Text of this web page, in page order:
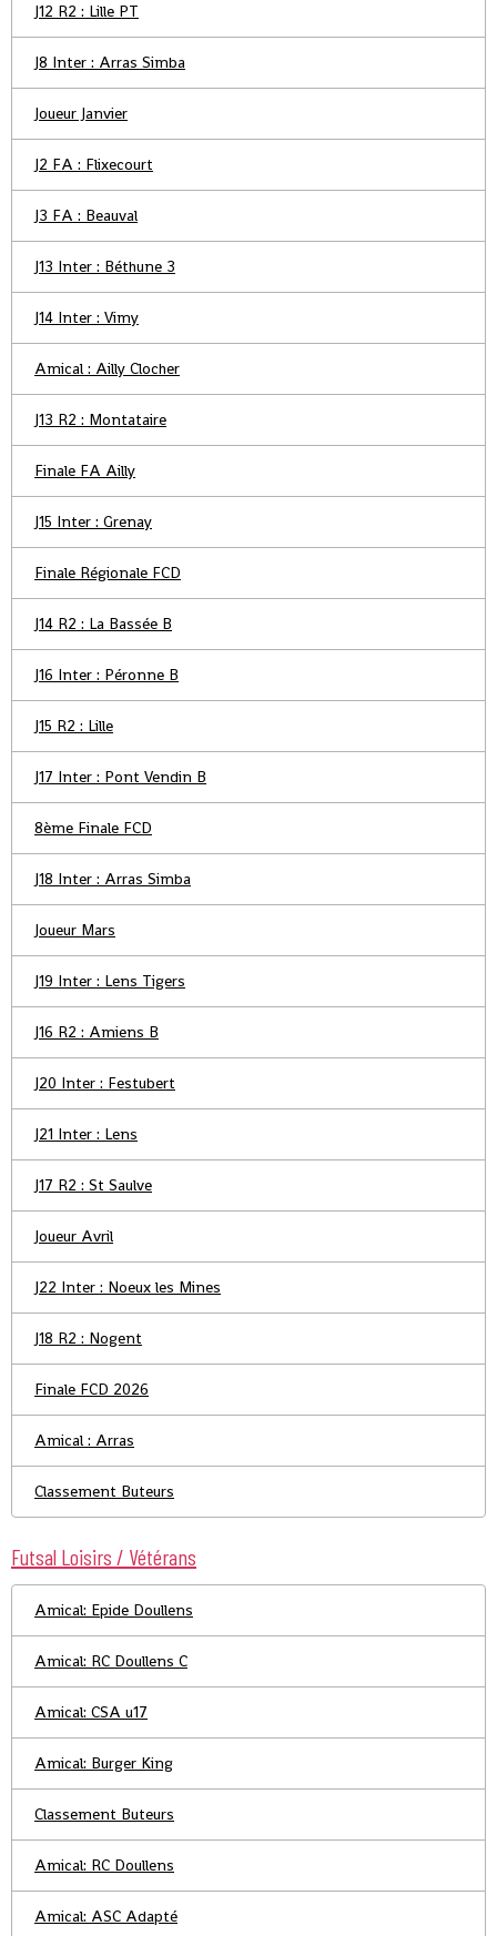
J12 R2 : Lille PT
J8 Inter : Arras Simba
Joueur Janvier
J2 FA : Flixecourt
J3 FA : Beauval
J13 Inter : Béthune 3
J14 Inter : Vimy
Amical : Ailly Clocher
J13 R2 : Montataire
Finale FA Ailly
J15 Inter : Grenay
Finale Régionale FCD
J14 R2 : La Bassée B
J16 Inter : Péronne B
J15 R2 : Lille
J17 Inter : Pont Vendin B
8ème Finale FCD
J18 Inter : Arras Simba
Joueur Mars
J19 Inter : Lens Tigers
J16 R2 : Amiens B
J20 Inter : Festubert
J21 Inter : Lens
J17 R2 : St Saulve
Joueur Avril
J22 Inter : Noeux les Mines
J18 R2 : Nogent
Finale FCD 2026
Amical : Arras
Classement Buteurs
Futsal Loisirs / Vétérans
Amical: Epide Doullens
Amical: RC Doullens C
Amical: CSA u17
Amical: Burger King
Classement Buteurs
Amical: RC Doullens
Amical: ASC Adapté